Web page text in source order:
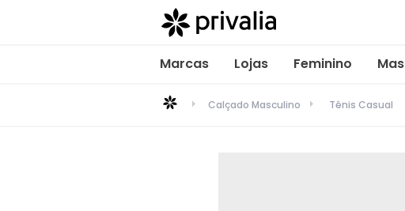
Marcas Lojas Feminino
Calçado Masculino Tênis Casual